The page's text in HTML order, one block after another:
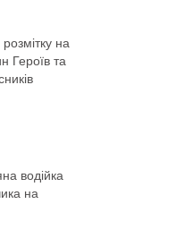
на
Героїв та
водійка
на